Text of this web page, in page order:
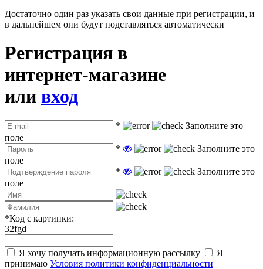
Достаточно один раз указать свои данные при регистрации, и
в дальнейшем они будут подставляться автоматически
Регистрация в
интернет-магазине
или вход
*
Заполните это
поле
*
Заполните это
поле
*
Заполните это
поле
*Код с картинки:
32fgd
Я хочу получать информационную рассылку
Я
принимаю Условия политики конфиденциальности